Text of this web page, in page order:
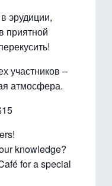
эрудиции,
приятной
участников –
атмосфера.
knowledge?
for a special